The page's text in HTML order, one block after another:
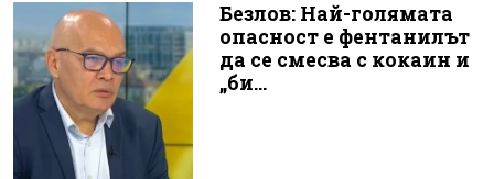
Безлов: Най-голямата
опасност е фентанилът
да се смесва с кокаин и
„би...